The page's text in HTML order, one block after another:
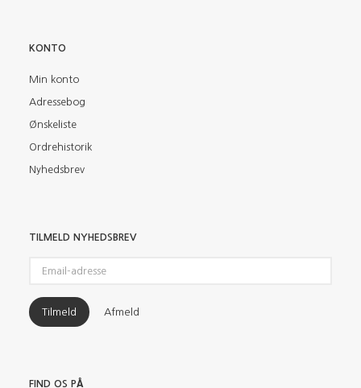
KONTO
Min konto
Adressebog
Ønskeliste
Ordrehistorik
Nyhedsbrev
TILMELD NYHEDSBREV
adresse
Tilmeld Afmeld
FIND OS PÅ